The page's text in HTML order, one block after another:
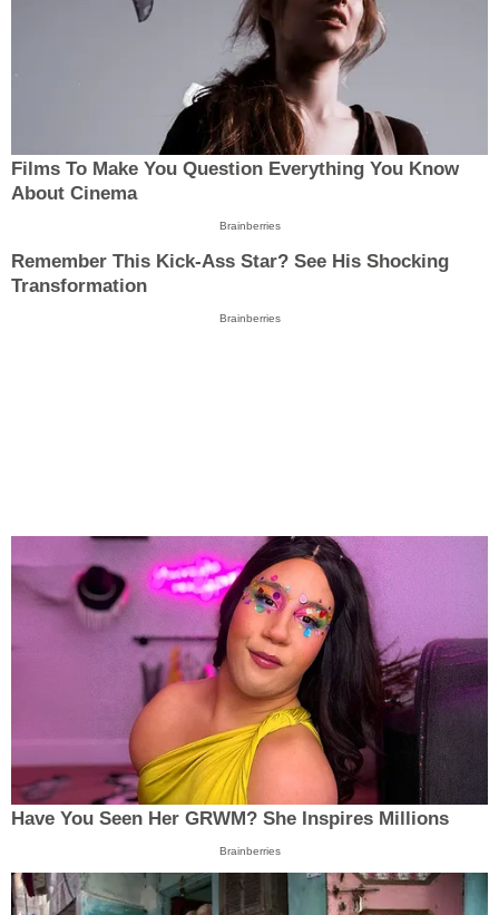
Films To Make You Question Everything You Know
About Cinema
Brainberries
Remember This Kick-Ass Star? See His Shocking
Transformation
Brainberries
Have You Seen Her GRWM? She Inspires Millions
Brainberries